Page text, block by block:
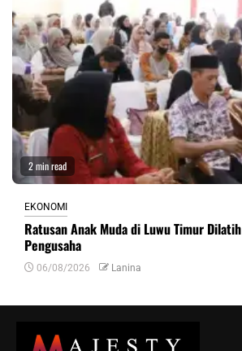
2 min read
EKONOMI
Ratusan Anak Muda di Luwu Timur
Pengusaha
06/08/2026 Lanina